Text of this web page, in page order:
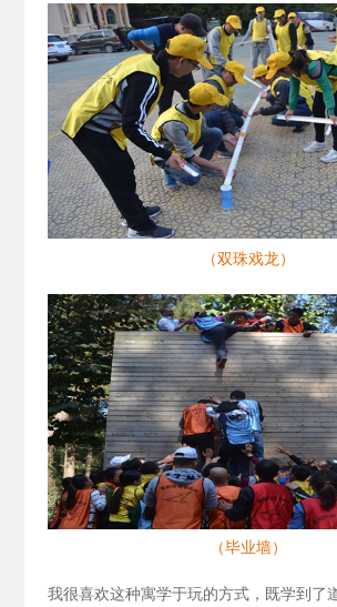
（双珠戏龙）
（毕业墙）
我很喜欢这种寓学于玩的方式，既学到了